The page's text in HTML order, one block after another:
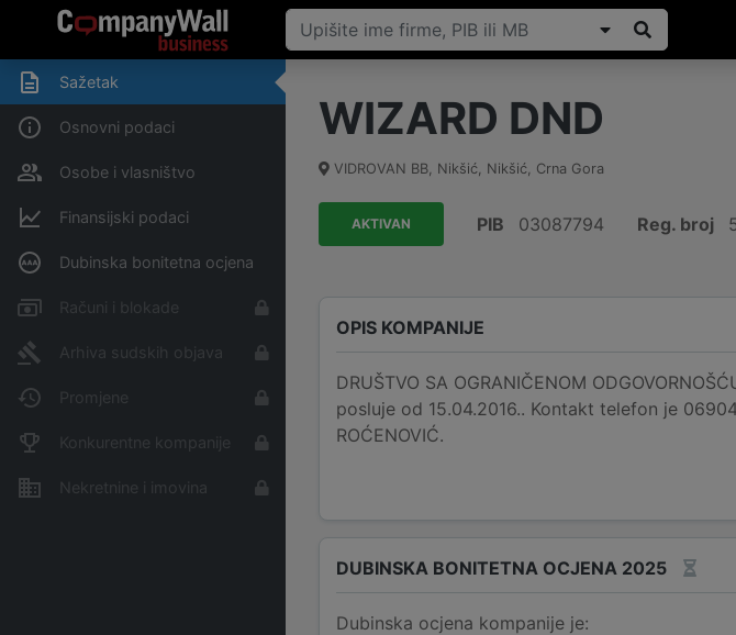
Sažetak
Osnovni podaci
Osobe i vlasništvo
Finansijski podaci
Dubinska bonitetna ocjena
Računi i blokade
Arhiva sudskih objava
Promjene
Konkurentne kompanije
Nekretnine i imovina
WIZARD DND
VIDROVAN BB, Nikšić, Nikšić, Crna Gora
AKTIVAN PIB 03087794 Reg. broj
OPIS KOMPANIJE
DRUŠTVO SA OGRANIČENOM
posluje od 15.04.2016.. Kontakt telefon je
ROĆENOVIĆ.
DUBINSKA BONITETNA OCJENA 2025
Dubinska ocjena kompanije je: